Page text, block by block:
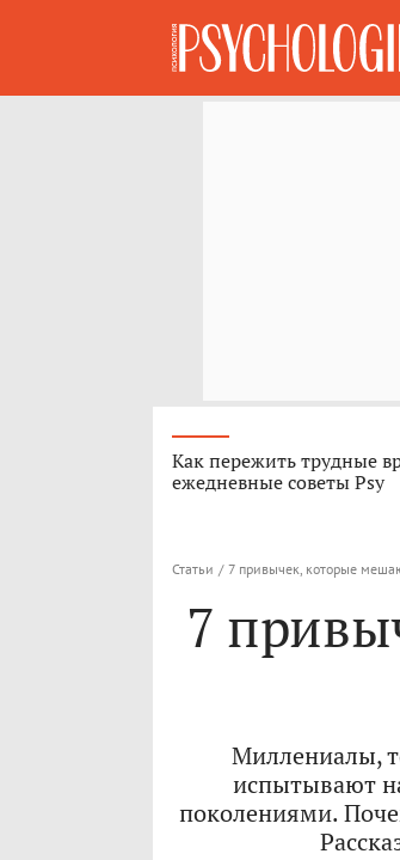
Как пережить трудные
ежедневные советы Psy
Статьи / 7 привычек, которые
7
Миллениалы,
испытывают
поколениями.